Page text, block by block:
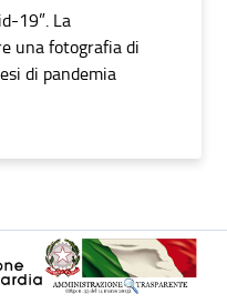
19”. La
una fotografia di
di pandemia